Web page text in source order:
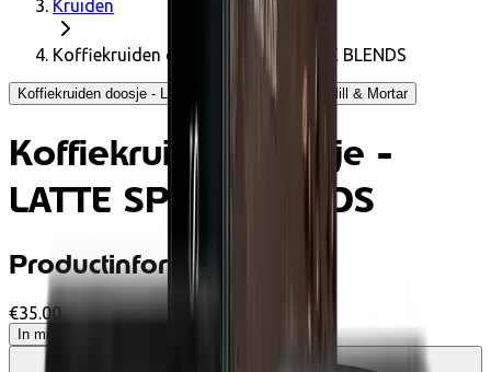
Kruiden
Koffiekruiden doosje - LATTE SPICE BLENDS
Koffiekruiden doosje - LATTE SPICE BLENDS - Mill & Mortar
Koffiekruiden doosje -
LATTE SPICE BLENDS
Productinformatie
€35.00
In mijn winkelwagen